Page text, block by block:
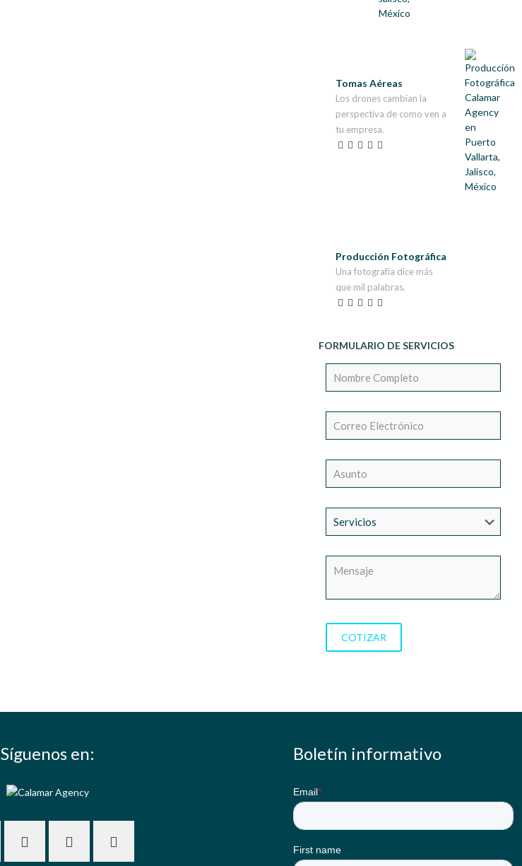
Tomas Aéreas
Los drones cambian la
perspectiva de como ven a
tu empresa.
Producción Fotográfica
Una fotografía dice más
que mil palabras.
FORMULARIO DE SERVICIOS
Síguenos en: Boletín informativo